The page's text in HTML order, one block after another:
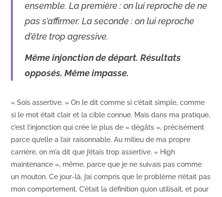
ensemble. La première : on lui reproche de ne
pas s’affirmer. La seconde : on lui reproche
d’être trop agressive.
Même injonction de départ. Résultats
opposés. Même impasse.
« Sois assertive. » On le dit comme si c’était simple, comme
si le mot était clair et la cible connue. Mais dans ma pratique,
c’est l’injonction qui crée le plus de « dégâts », précisément
parce qu’elle a l’air raisonnable. Au milieu de ma propre
carrière, on m’a dit que j’étais trop assertive. « High
maintenance », même, parce que je ne suivais pas comme
un mouton. Ce jour-là, j’ai compris que le problème n’était pas
mon comportement. C’était la définition qu’on utilisait, et pour